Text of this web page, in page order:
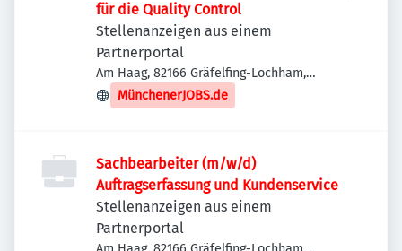
für die Quality Control
Stellenanzeigen aus einem
Partnerportal
Am Haag, 82166 Gräfelfing-Lochham,
Deutschland
MünchenerJOBS.de
Sachbearbeiter (m/w/d)
Auftragserfassung und Kundenservice
Stellenanzeigen aus einem
Partnerportal